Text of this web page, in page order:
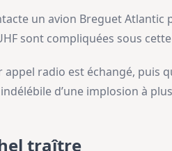
un avion Breguet
sont compliquées sous
appel radio est échangé, puis
d’une implosion à
traître